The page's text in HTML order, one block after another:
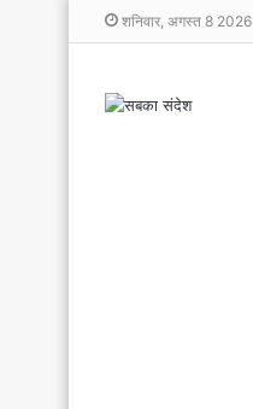
शनिवार, अगस्त 8 2026